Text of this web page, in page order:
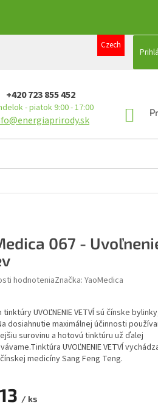
Czech
+420 723 855 452
- piatok 9:00 - 17:00
067 -
hodnoteniaZnačka: YaoMedica
UVOĽNENIE VETVÍ sú čínske
dosiahnutie maximálnej účinnosti
surovinu a hotovú tinktúru už ďalej
UVOĽNENIE VETVÍ
medicíny Sang Feng Teng.
/ ks